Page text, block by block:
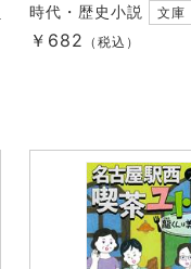
時代・歴史小説 文庫
￥682 （税込）